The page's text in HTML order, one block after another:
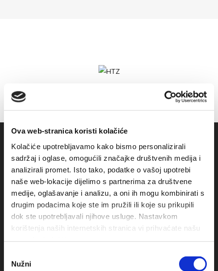
Ova web-stranica koristi kolačiće
Kolačiće upotrebljavamo kako bismo personalizirali
sadržaj i oglase, omogućili značajke društvenih medija i
analizirali promet. Isto tako, podatke o vašoj upotrebi
naše web-lokacije dijelimo s partnerima za društvene
medije, oglašavanje i analizu, a oni ih mogu kombinirati s
drugim podacima koje ste im pružili ili koje su prikupili
dok ste upotrebljavali njihove usluge. Nastavkom
korištenja naših internetskih stranica vi prihvaćate našu
pristanka
Nužni
Obala sv. Nikole 31, Baška Voda
+385(0)21 620713
+385(0)21 678754